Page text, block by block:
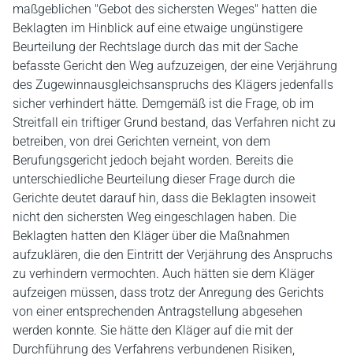
maßgeblichen "Gebot des sichersten Weges" hatten die
Beklagten im Hinblick auf eine etwaige ungünstigere
Beurteilung der Rechtslage durch das mit der Sache
befasste Gericht den Weg aufzuzeigen, der eine Verjährung
des Zugewinnausgleichsanspruchs des Klägers jedenfalls
sicher verhindert hätte. Demgemäß ist die Frage, ob im
Streitfall ein triftiger Grund bestand, das Verfahren nicht zu
betreiben, von drei Gerichten verneint, von dem
Berufungsgericht jedoch bejaht worden. Bereits die
unterschiedliche Beurteilung dieser Frage durch die
Gerichte deutet darauf hin, dass die Beklagten insoweit
nicht den sichersten Weg eingeschlagen haben. Die
Beklagten hatten den Kläger über die Maßnahmen
aufzuklären, die den Eintritt der Verjährung des Anspruchs
zu verhindern vermochten. Auch hätten sie dem Kläger
aufzeigen müssen, dass trotz der Anregung des Gerichts
von einer entsprechenden Antragstellung abgesehen
werden konnte. Sie hätte den Kläger auf die mit der
Durchführung des Verfahrens verbundenen Risiken,